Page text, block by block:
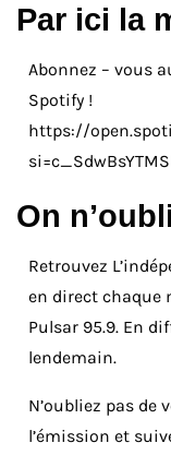
Par ici la
Abonnez – vous
Spotify !
https://
On
Retrouvez
en direct chaque
Pulsar 95.9. En
lendemain.
N’oubliez pas de
l’émission et